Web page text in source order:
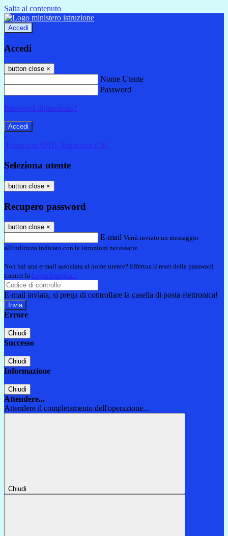
Salta al contenuto
Accedi
Accedi
button close ×
Nome Utente
Password
Password dimenticata?
-
Entra con SPID
Entra con CIE
Seleziona utente
button close ×
Recupero password
button close ×
E-mail Verrà inviato un messaggio
all'indirizzo indicato con le istruzioni necessarie.
Non hai una e-mail associata al nome utente? Effettua il reset della password
tramite la Login Spaggiari
E-mail inviata, si prega di controllare la casella di posta elettronica!
Errore
Chiudi
Successo
Chiudi
Informazione
Chiudi
Attendere...
Attendere il completamento dell'operazione...
Chiudi